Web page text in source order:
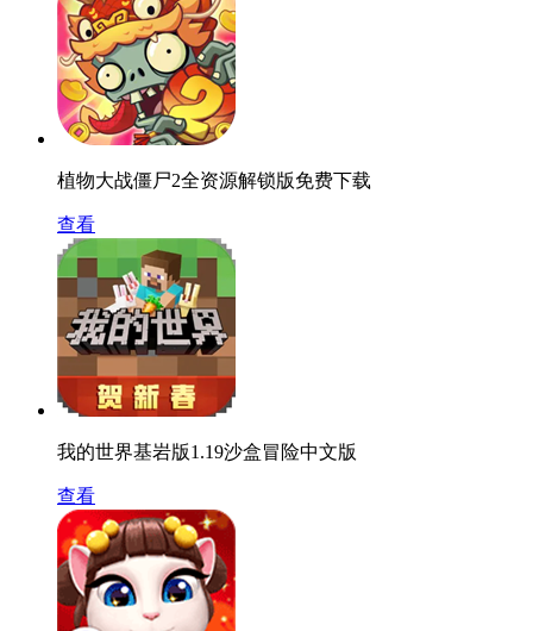
植物大战僵尸2全资源解锁版免费下载
查看
我的世界基岩版1.19沙盒冒险中文版
查看